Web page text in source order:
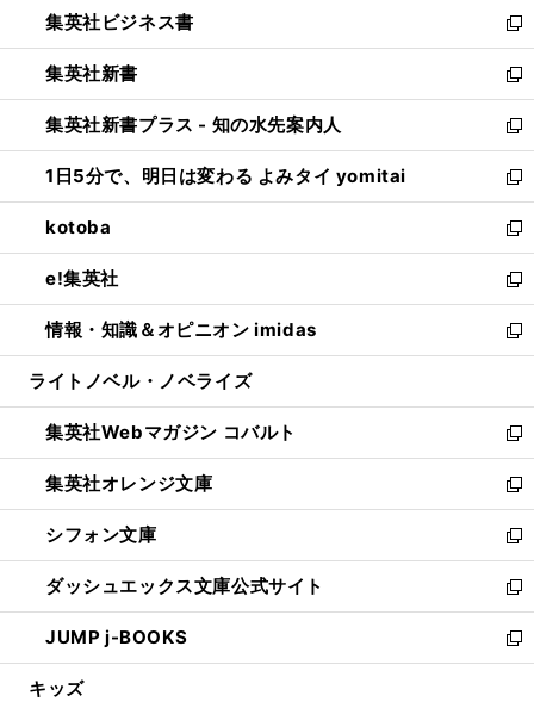
く
で
開
く
ド
ウ
で
開
く
い
ウ
ィ
ン
ド
ウ
で
開
く
集英社ビジネス書
新
し
い
ウ
ィ
ン
ド
ウ
で
開
く
集英社新書
新
し
い
ウ
ィ
ン
ド
ウ
で
開
く
集英社新書プラス - 知の水先案内人
新
し
い
ウ
ィ
ン
ド
ウ
で
開
1日5分で、明日は変わる よみタイ yomitai
新
し
い
ウ
ィ
ン
ド
ウ
開
く
kotoba
新
し
い
ウ
ィ
ン
ウ
で
開
く
e!集英社
新
し
い
ウ
ン
ド
ウ
で
開
く
情報・知識＆オピニオン imidas
新
し
ウ
ィ
ン
ド
ウ
で
開
く
ライトノベル・ノベライズ
集英社Webマガジン コバルト
新
し
い
ウ
ィ
ン
ド
ウ
で
開
集英社オレンジ文庫
新
し
い
ウ
ィ
ン
ド
ウ
シフォン文庫
新
し
い
ウ
ィ
ン
ダッシュエックス文庫公式サイト
新
し
い
ウ
JUMP j-BOOKS
新
し
キッズ